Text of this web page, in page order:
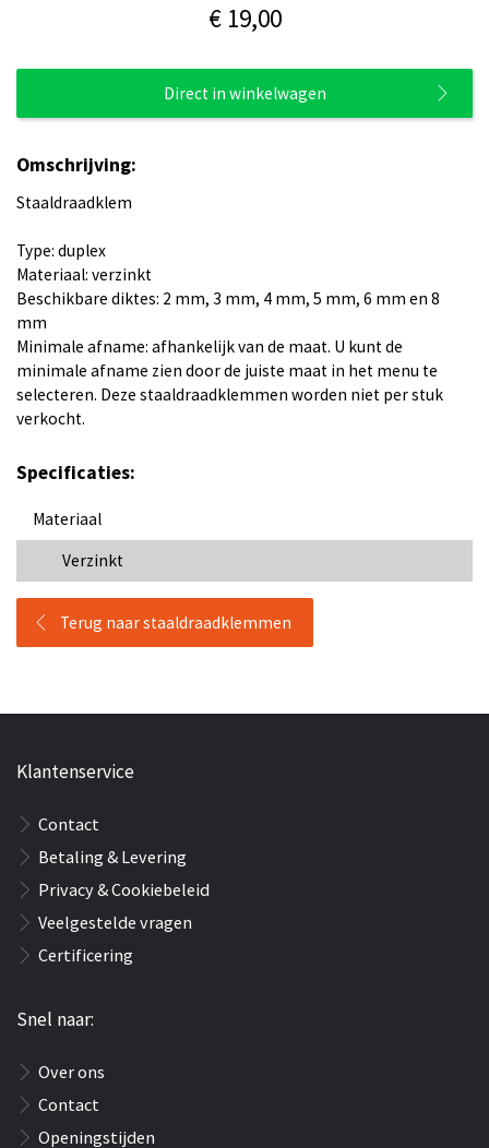
€ 19,00
Direct in winkelwagen
Omschrijving:
Staaldraadklem
Type: duplex
Materiaal: verzinkt
Beschikbare diktes: 2 mm, 3 mm, 4 mm, 5 mm, 6 mm en 8
mm
Minimale afname: afhankelijk van de maat. U kunt de
minimale afname zien door de juiste maat in het menu te
selecteren. Deze staaldraadklemmen worden niet per stuk
verkocht.
Specificaties:
Materiaal
Verzinkt
Terug naar staaldraadklemmen
Klantenservice
Contact
Betaling & Levering
Privacy & Cookiebeleid
Veelgestelde vragen
Certificering
Snel naar:
Over ons
Contact
Openingstijden